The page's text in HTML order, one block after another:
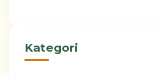
Kategori